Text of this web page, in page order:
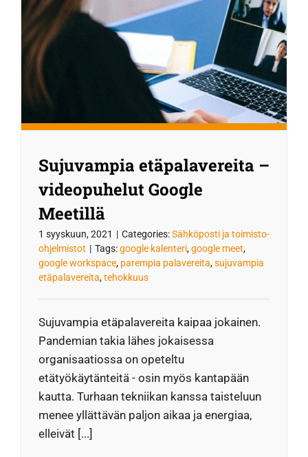
Sujuvampia etäpalavereita –
videopuhelut Google
Meetillä
1 syyskuun, 2021 | Categories:Sähköposti ja toimisto-
ohjelmistot | Tags:google kalenteri,google meet,
google workspace, parempia palavereita,sujuvampia
etäpalavereita,tehokkuus
Sujuvampia etäpalavereita kaipaa jokainen.
Pandemian takia lähes jokaisessa
organisaatiossa on opeteltu
etätyökäytänteitä - osin myös kantapään
kautta. Turhaan tekniikan kanssa taisteluun
menee yllättävän paljon aikaa ja energiaa,
elleivät [...]